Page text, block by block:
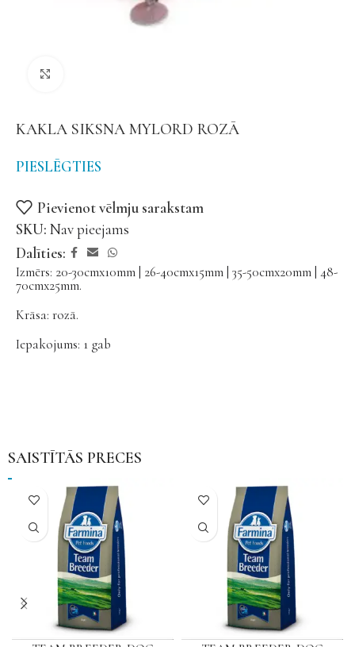
KAKLA SIKSNA MYLORD ROZĀ
PIESLĒGTIES
Pievienot vēlmju sarakstam
SKU: Nav pieejams
Dalīties:
Izmērs: 20-30cmx10mm | 26-40cmx15mm | 35-50cmx20mm | 48-
70cmx25mm.
Krāsa: rozā.
Iepakojums: 1 gab
SAISTĪTĀS PRECES